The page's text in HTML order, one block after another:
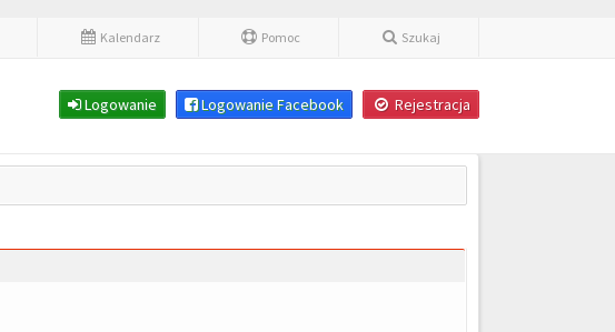
Kalendarz Pomoc Szukaj
Logowanie Logowanie Facebook Rejestracja